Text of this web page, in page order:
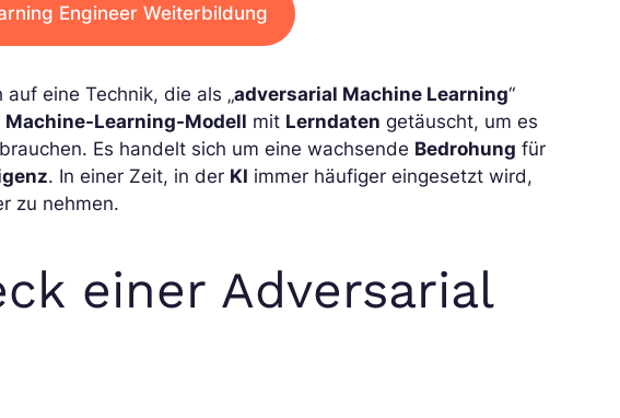
Engineer Weiterbildung
auf eine Technik, die als „adversarial Machine Learning“
Machine-Learning-Modell mit Lerndaten getäuscht, um es
Es handelt sich um eine wachsende Bedrohung für
. In einer Zeit, in der KI immer häufiger eingesetzt wird,
zu nehmen.
einer Adversarial